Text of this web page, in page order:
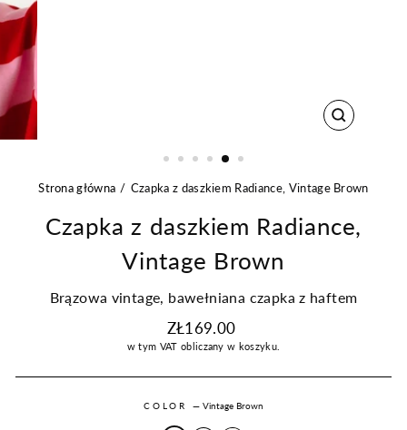
ZAMKNIJ
Strona główna Czapka z daszkiem Radiance, Vintage Brown
Czapka z daszkiem Radiance,
Vintage Brown
Brązowa vintage, bawełniana czapka z haftem
Regularna
cena
ZŁ169.00
w tym VAT obliczany w koszyku.
COLOR—Vintage Brown